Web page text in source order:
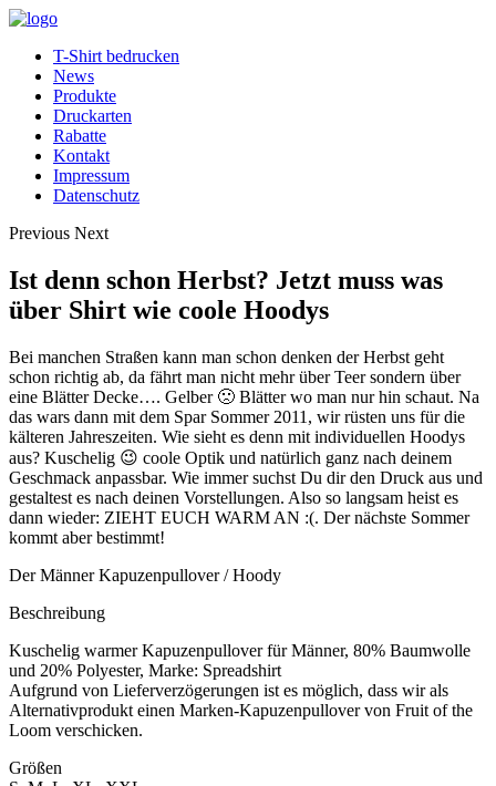
T-Shirt bedrucken
News
Produkte
Druckarten
Rabatte
Kontakt
Impressum
Datenschutz
Previous Next
Ist denn schon Herbst? Jetzt muss was
über Shirt wie coole Hoodys
Bei manchen Straßen kann man schon denken der Herbst geht
schon richtig ab, da fährt man nicht mehr über Teer sondern über
eine Blätter Decke…. Gelber 🙁 Blätter wo man nur hin schaut. Na
das wars dann mit dem Spar Sommer 2011, wir rüsten uns für die
kälteren Jahreszeiten. Wie sieht es denn mit individuellen Hoodys
aus? Kuschelig 😉 coole Optik und natürlich ganz nach deinem
Geschmack anpassbar. Wie immer suchst Du dir den Druck aus und
gestaltest es nach deinen Vorstellungen. Also so langsam heist es
dann wieder: ZIEHT EUCH WARM AN :(. Der nächste Sommer
kommt aber bestimmt!
Der Männer Kapuzenpullover / Hoody
Beschreibung
Kuschelig warmer Kapuzenpullover für Männer, 80% Baumwolle
und 20% Polyester, Marke: Spreadshirt
Aufgrund von Lieferverzögerungen ist es möglich, dass wir als
Alternativprodukt einen Marken-Kapuzenpullover von Fruit of the
Loom verschicken.
Größen